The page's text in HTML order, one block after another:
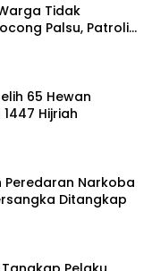
Tidak
Palsu, Patroli
65 Hewan
Hijriah
Narkoba
Ditangkap